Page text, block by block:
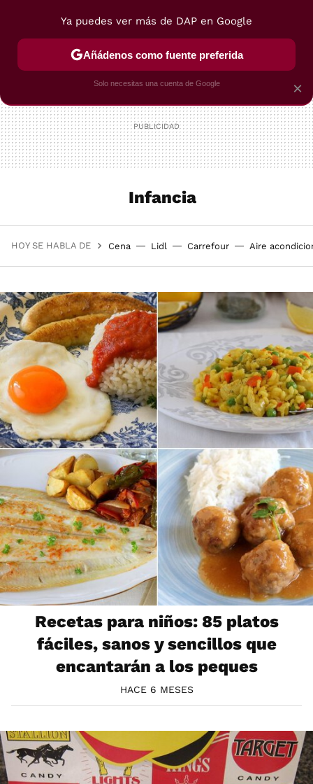
POSTRES VIAJES SELECCIÓN VEGUI
Infancia
HOY SE HABLA DE Cena Lidl Carrefour Aire
Recetas para niños: 85 platos
fáciles, sanos y sencillos que
encantarán a los peques
HACE 6 MESES
×
Ya puedes ver más de DAP en Google
Añádenos como fuente preferida
Solo necesitas una cuenta de Google